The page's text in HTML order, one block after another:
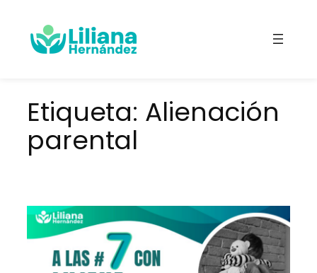
contenido
Etiqueta: Alienación
parental